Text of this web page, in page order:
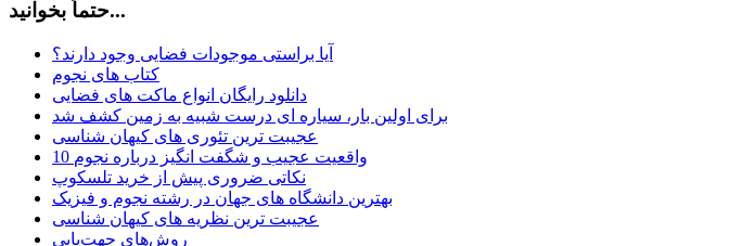
حتماً بخوانید...
آیا براستی موجودات فضایی وجود دارند؟
کتاب های نجوم
دانلود رایگان انواع ماکت های فضایی
برای اولین بار، سیاره ای درست شبیه به زمین کشف شد
عجیبت ترین تئوری های کیهان شناسی
10 واقعیت عجیب و شگفت انگیز درباره نجوم
نکاتی ضروری پیش از خرید تلسکوپ
بهترین دانشگاه های جهان در رشته نجوم و فیزیک
عجیبت ترین نظریه های کیهان شناسی
روش‌های جهت‌یابی